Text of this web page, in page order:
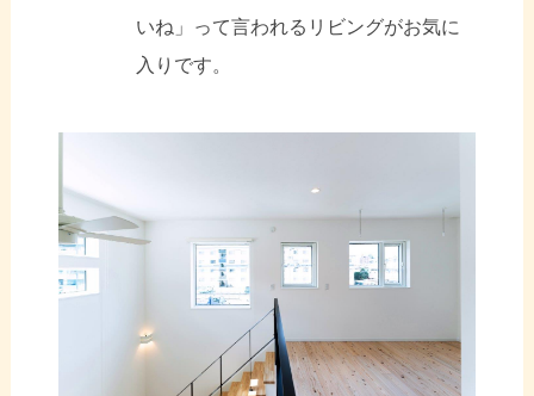
いね」って言われるリビングがお気に
入りです。